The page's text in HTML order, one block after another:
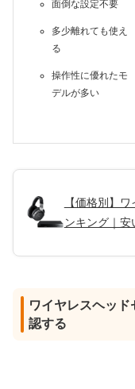
面倒な設定不要
多少離れても使え
る
操作性に優れたモ
デルが多い
【価格別】
ンキング｜安
ワイヤレスヘッ
認する